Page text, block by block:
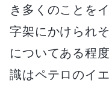
き多くのことを
字架にかけられ
についてある程
識はペテロのイ